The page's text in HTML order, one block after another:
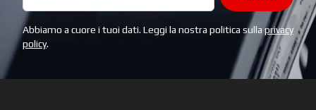
Abbiamo a cuore i tuoi dati. Leggi la nostra politica sullaprivacy
policy.